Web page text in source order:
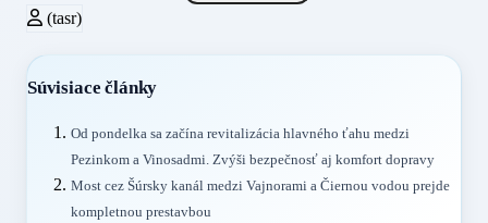
(tasr)
Súvisiace články
Od pondelka sa začína revitalizácia hlavného ťahu medzi
Pezinkom a Vinosadmi. Zvýši bezpečnosť aj komfort dopravy
Most cez Šúrsky kanál medzi Vajnorami a Čiernou vodou prejde
kompletnou prestavbou